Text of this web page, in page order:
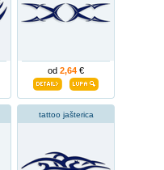
od 2,64 €
tattoo jašterica